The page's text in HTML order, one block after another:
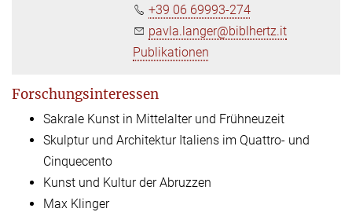
+39 06 69993-274
pavla.langer@biblhertz.it
Publikationen
Forschungsinteressen
Sakrale Kunst in Mittelalter und Frühneuzeit
Skulptur und Architektur Italiens im Quattro- und
Cinquecento
Kunst und Kultur der Abruzzen
Max Klinger